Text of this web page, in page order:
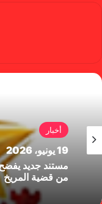
أخبار
19 يونيو، 2026
مستند جديد
من قضية المريخ